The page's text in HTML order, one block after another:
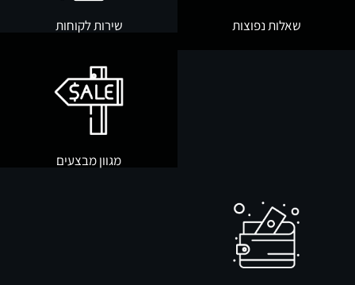
שאלות נפוצות שירות לקוחות
מגוון מבצעים